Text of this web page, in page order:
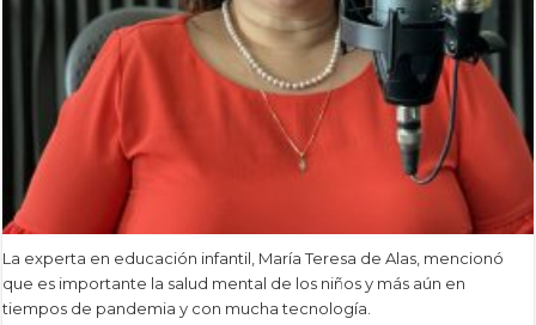
La experta en educación infantil, María Teresa de Alas, mencionó
que es importante la salud mental de los niños y más aún en
tiempos de pandemia y con mucha tecnología.